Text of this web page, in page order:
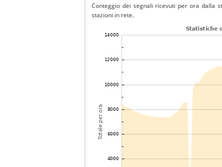
Conteggio dei segnali ricevuti per ora dalla
stazioni in rete.